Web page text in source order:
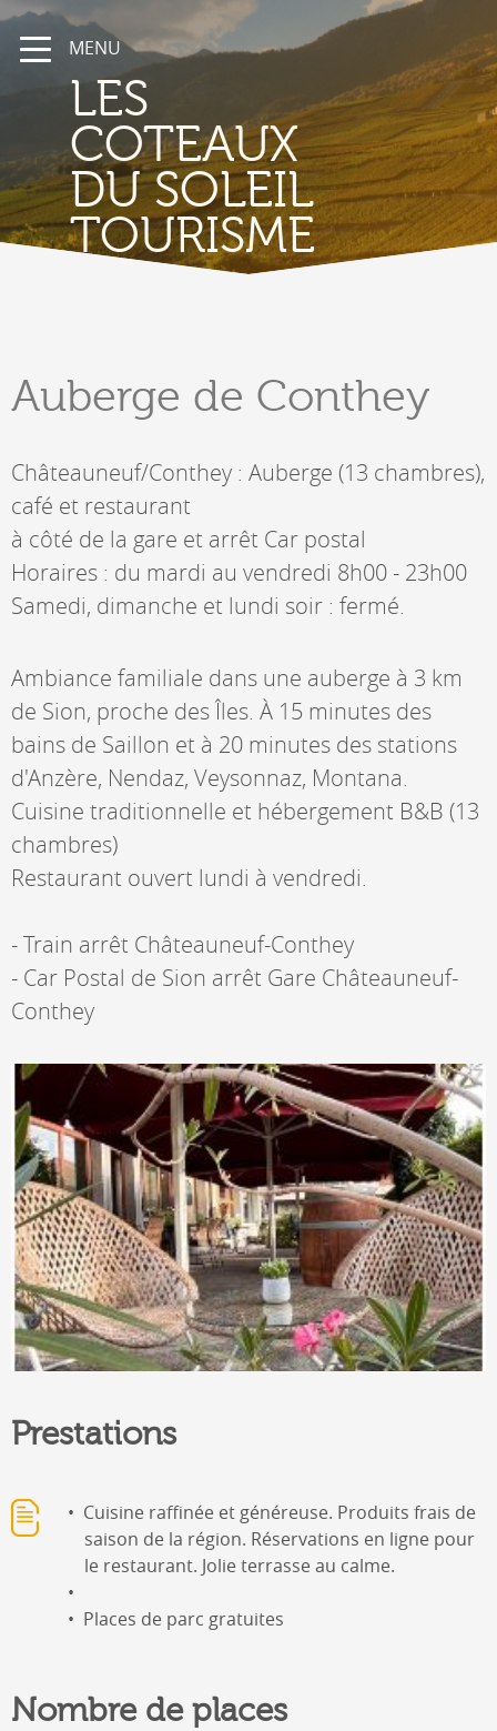
MENU
LES
COTEAUX
DU SOLEIL
TOURISME
Auberge de Conthey
Châteauneuf/Conthey : Auberge (13 chambres),
café et restaurant
à côté de la gare et arrêt Car postal
Horaires : du mardi au vendredi 8h00 - 23h00
Samedi, dimanche et lundi soir : fermé.
Ambiance familiale dans une auberge à 3 km
de Sion, proche des Îles. À 15 minutes des
bains de Saillon et à 20 minutes des stations
d'Anzère, Nendaz, Veysonnaz, Montana.
Cuisine traditionnelle et hébergement B&B (13
chambres)
Restaurant ouvert lundi à vendredi.
- Train arrêt Châteauneuf-Conthey
- Car Postal de Sion arrêt Gare Châteauneuf-
Conthey
Prestations
Cuisine raffinée et généreuse. Produits frais de
saison de la région. Réservations en ligne pour
le restaurant. Jolie terrasse au calme.
Places de parc gratuites
Nombre de places